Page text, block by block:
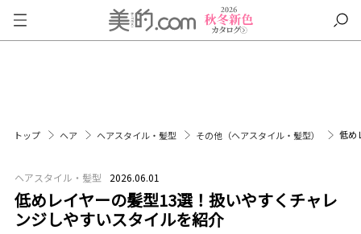
トップ ヘア ヘアスタイル・髪型 その他（ヘアスタイル・髪型） 低め
ヘアスタイル・髪型 2026.06.01
低めレイヤーの髪型13選！扱いやすくチャレ
ンジしやすいスタイルを紹介